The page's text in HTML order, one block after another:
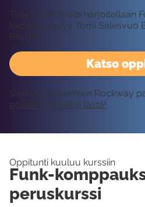
Katso
Tällä oppitunnilla harjoitellaan
kappale löytyy Tomi Salesvuo
Rhythm.
Vaatii kirjautumisen Rockway
päivää ilmaiseksi tästä!
Oppitunti kuuluu kurssiin
Funk-
peruskurssi